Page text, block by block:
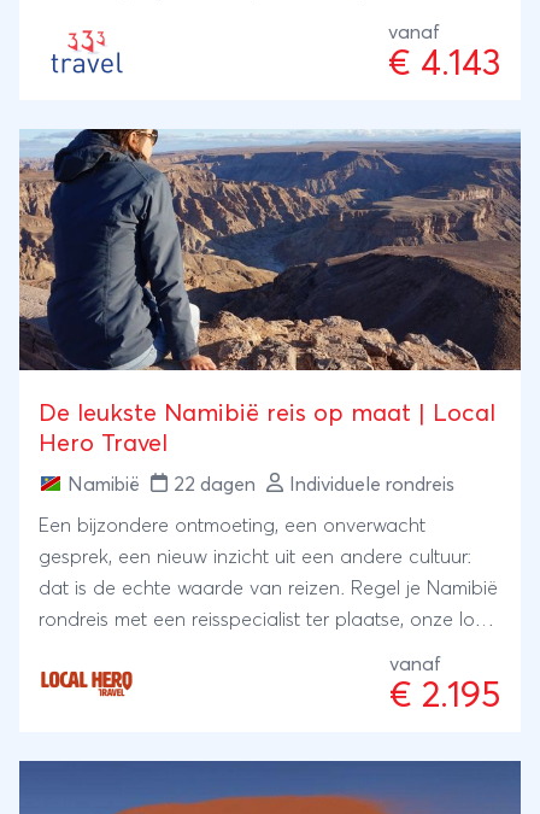
vanaf
€ 4.143
De leukste Namibië reis op maat | Local
Hero Travel
Namibië 22 dagen Individuele rondreis
Een bijzondere ontmoeting, een onverwacht
gesprek, een nieuw inzicht uit een andere cultuur:
dat is de echte waarde van reizen. Regel je Namibië
rondreis met een reisspecialist ter plaatse, onze local
kennis regelen zij je reis: kleinschalig en lokaal.
vanaf
€ 2.195